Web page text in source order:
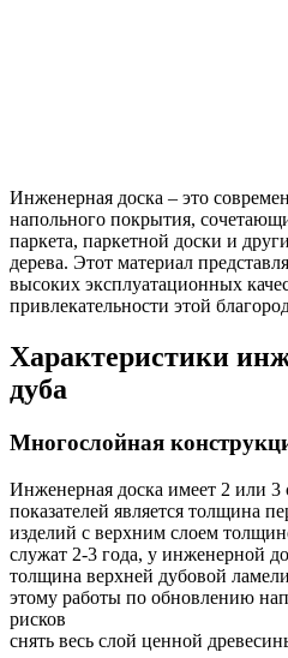
Инженерная доска – это
напольного покрытия,
паркета, паркетной доски и
дерева. Этот материал
высоких эксплуатационных
привлекательности этой
Характеристики
дуба
Многослойная
Инженерная доска имеет 2 или
показателей является толщина
изделий с верхним слоем
служат 2-3 года, у инженерной
толщина верхней дубовой
этому работы по обновлению
рисков
снять весь слой ценной